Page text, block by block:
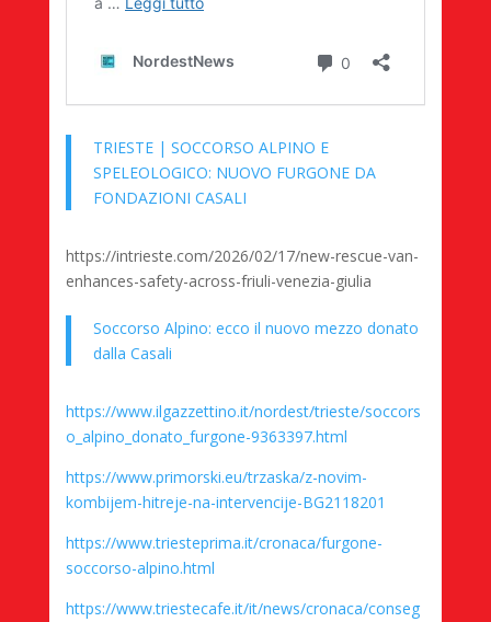
TRIESTE | SOCCORSO ALPINO E
SPELEOLOGICO: NUOVO FURGONE DA
FONDAZIONI CASALI
https://intrieste.com/2026/02/17/new-rescue-van-
enhances-safety-across-friuli-venezia-giulia
Soccorso Alpino: ecco il nuovo mezzo donato
dalla Casali
https://www.ilgazzettino.it/nordest/trieste/soccors
o_alpino_donato_furgone-9363397.html
https://www.primorski.eu/trzaska/z-novim-
kombijem-hitreje-na-intervencije-BG2118201
https://www.triesteprima.it/cronaca/furgone-
soccorso-alpino.html
https://www.triestecafe.it/it/news/cronaca/conseg